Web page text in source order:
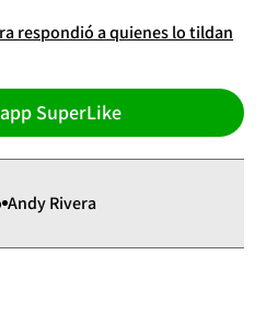
respondió a quienes lo tildan
SuperLike
Andy Rivera